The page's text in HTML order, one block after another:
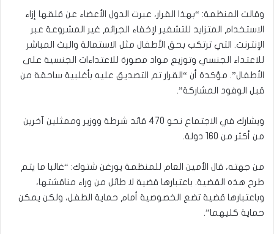
وقالت المنظمة: “بهذا القرار، عبرت الدول الأعضاء عن قلقها إزاء
الاستخدام المتزايد للتشفير لإخفاء الجرائم غير المشروعة عبر
الإنترنت. التي ترتكب بحق الأطفال مثل الاستمالة والبث المباشر
للاعتداء الجنسي وتوزيع مواد مصورة للاعتداءات الجنسية على
الأطفال”. مؤكدة أن “القرار تم التصديق عليه بأغلبية ساحقة من
قبل الوفود المشاركة”.
ويشارك في الاجتماع نحو 470 قائد شرطة ووزير وممثلين آخرين
من أكثر من 160 دولة.
من جهته، قال الأمين العام للمنظمة يورغن شتوك: “غالبا ما يتم
طرح هذه القضية. باعتبارها قضية لا طائل من وراء مناقشتها،
وباعتبارها قضية تضع الخصوصية أمام حماية الطفل، ولكن يمكن
حماية كليهما”.